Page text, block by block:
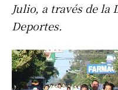
Julio, a través de
Deportes.